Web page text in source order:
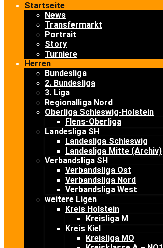
Startseite
News
Transfermarkt
Portrait
Story
Turniere
Herren
Bundesliga
2. Bundesliga
3. Liga
Regionalliga Nord
Oberliga Schleswig-Holstein
Flens-Oberliga
Landesliga SH
Landesliga Schleswig
Landesliga Mitte (Archiv)
Verbandsliga SH
Verbandsliga Ost
Verbandsliga Nord
Verbandsliga West
weitere Ligen
Kreis Holstein
Kreisliga M
Kreis Kiel
Kreisliga MO